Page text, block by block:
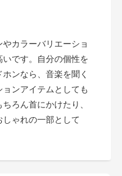
カラーバリエーショ
です。自分の個性を
ンなら、音楽を聞く
ンアイテムとしても
ろん首にかけたり、
ゃれの一部として